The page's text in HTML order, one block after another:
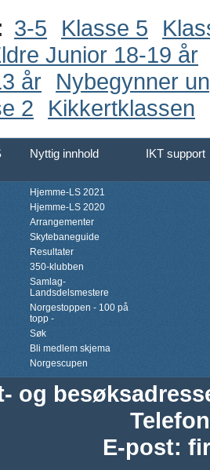
3-5 Klasse 5
Junior 18-19 år
år
Nybegynner
2
Kikkertklassen
Nyttig innhold IKT support
Hjemme-LS 2021
Hjemme-LS 2020
Arrangementer
Skytebaneguide
Resultater
350-klubben
Samlag-
Landsdelsmestere
Norgestoppen - 100 på
topp -
Søk
Bli medlem skjema
Norgescupen
og
Telefon
E-post: